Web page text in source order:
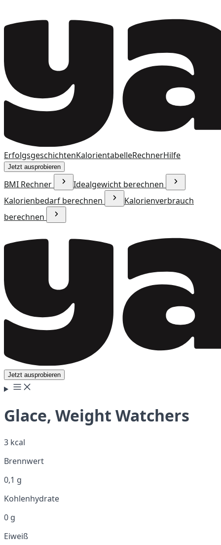
ErfolgsgeschichtenKalorientabelleRechnerHilfe
Jetzt ausprobieren
BMI Rechner
Idealgewicht berechnen
Kalorienbedarf berechnen
Kalorienverbrauch
berechnen
Jetzt ausprobieren
Glace, Weight Watchers
3 kcal
Brennwert
0,1 g
Kohlenhydrate
0 g
Eiweiß